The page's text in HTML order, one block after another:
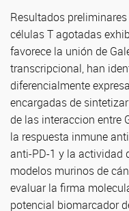
Resultados
células T agotadas
favorece la unión de
transcripcional, han
diferencialmente
encargadas de
de las interaccion entre
la respuesta inmune
anti-PD-1 y la actividad
modelos murinos de
evaluar la firma
potencial biomarcador